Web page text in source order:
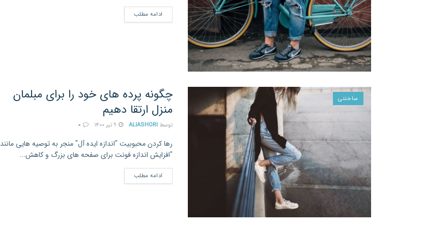
ادامه مطلب
ساختنی
چگونه پرده های خود را برای مبلمان
منزل ارتقا دهیم
توسط ALIASHORI
رها کردن محبوبیت "اندازه ایده آل" منجر به توصیه هایی مانند
"افزایش اندازه فونت برای صفحه های بزرگ و کاهش...
ادامه مطلب